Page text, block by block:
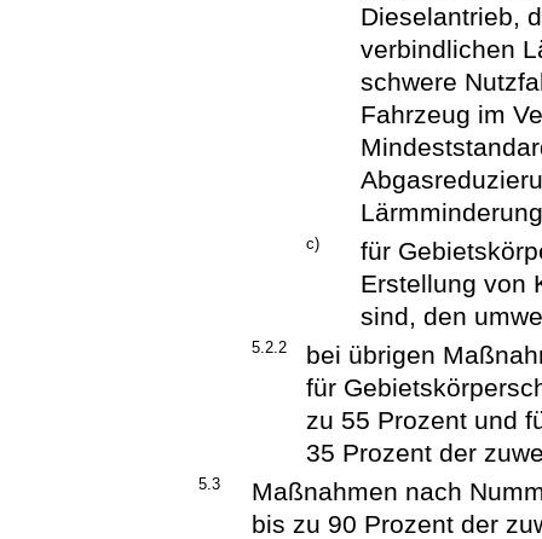
Dieselantrieb,
verbindlichen
schwere
Fahrzeug im
c)
für
Erstellung von
sind, den
5.2.2
bei übrigen
für
zu 55 Prozent und
35 Prozent der
5.3
Maßnahmen nach
bis zu 90 Prozent der